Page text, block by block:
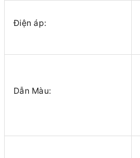
Điện áp:
Dẫn Màu: